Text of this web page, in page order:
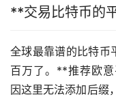
**交易比特币的
全球最靠谱的比特币
百万了。**推荐欧
因这里无法添加后缀